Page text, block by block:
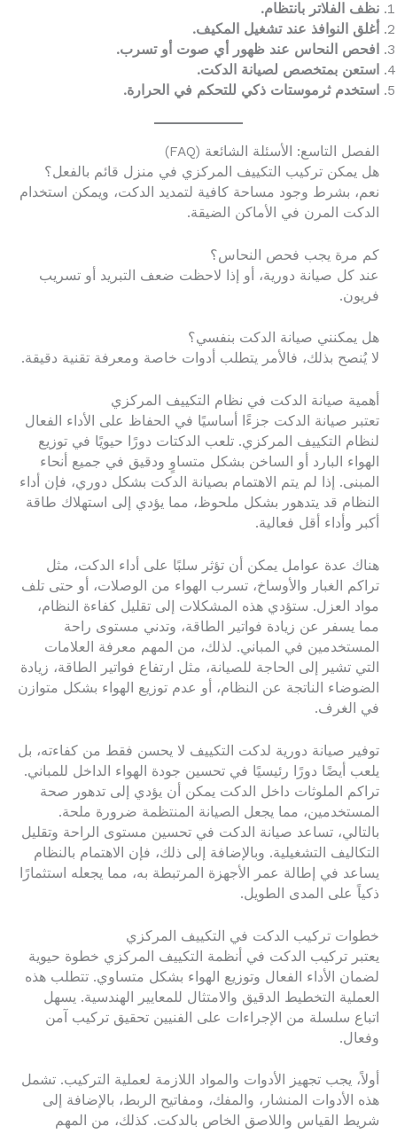
نظف الفلاتر بانتظام.
أغلق النوافذ عند تشغيل المكيف.
افحص النحاس عند ظهور أي صوت أو تسرب.
استعن بمتخصص لصيانة الدكت.
استخدم ثرموستات ذكي للتحكم في الحرارة.
الفصل التاسع: الأسئلة الشائعة (FAQ)
هل يمكن تركيب التكييف المركزي في منزل قائم بالفعل؟
نعم، بشرط وجود مساحة كافية لتمديد الدكت، ويمكن استخدام
الدكت المرن في الأماكن الضيقة.
كم مرة يجب فحص النحاس؟
عند كل صيانة دورية، أو إذا لاحظت ضعف التبريد أو تسريب
فريون.
هل يمكنني صيانة الدكت بنفسي؟
لا يُنصح بذلك، فالأمر يتطلب أدوات خاصة ومعرفة تقنية دقيقة.
أهمية صيانة الدكت في نظام التكييف المركزي
تعتبر صيانة الدكت جزءًا أساسيًا في الحفاظ على الأداء الفعال
لنظام التكييف المركزي. تلعب الدكتات دورًا حيويًا في توزيع
الهواء البارد أو الساخن بشكل متساوٍ ودقيق في جميع أنحاء
المبنى. إذا لم يتم الاهتمام بصيانة الدكت بشكل دوري، فإن أداء
النظام قد يتدهور بشكل ملحوظ، مما يؤدي إلى استهلاك طاقة
أكبر وأداء أقل فعالية.
هناك عدة عوامل يمكن أن تؤثر سلبًا على أداء الدكت، مثل
تراكم الغبار والأوساخ، تسرب الهواء من الوصلات، أو حتى تلف
مواد العزل. ستؤدي هذه المشكلات إلى تقليل كفاءة النظام،
مما يسفر عن زيادة فواتير الطاقة، وتدني مستوى راحة
المستخدمين في المباني. لذلك، من المهم معرفة العلامات
التي تشير إلى الحاجة للصيانة، مثل ارتفاع فواتير الطاقة، زيادة
الضوضاء الناتجة عن النظام، أو عدم توزيع الهواء بشكل متوازن
في الغرف.
توفير صيانة دورية لدكت التكييف لا يحسن فقط من كفاءته، بل
يلعب أيضًا دورًا رئيسيًا في تحسين جودة الهواء الداخل للمباني.
تراكم الملوثات داخل الدكت يمكن أن يؤدي إلى تدهور صحة
المستخدمين، مما يجعل الصيانة المنتظمة ضرورة ملحة.
بالتالي، تساعد صيانة الدكت في تحسين مستوى الراحة وتقليل
التكاليف التشغيلية. وبالإضافة إلى ذلك، فإن الاهتمام بالنظام
يساعد في إطالة عمر الأجهزة المرتبطة به، مما يجعله استثمارًا
ذكياً على المدى الطويل.
خطوات تركيب الدكت في التكييف المركزي
يعتبر تركيب الدكت في أنظمة التكييف المركزي خطوة حيوية
لضمان الأداء الفعال وتوزيع الهواء بشكل متساوي. تتطلب هذه
العملية التخطيط الدقيق والامتثال للمعايير الهندسية. يسهل
اتباع سلسلة من الإجراءات على الفنيين تحقيق تركيب آمن
وفعال.
أولاً، يجب تجهيز الأدوات والمواد اللازمة لعملية التركيب. تشمل
هذه الأدوات المنشار، والمفك، ومفاتيح الربط، بالإضافة إلى
شريط القياس واللاصق الخاص بالدكت. كذلك، من المهم